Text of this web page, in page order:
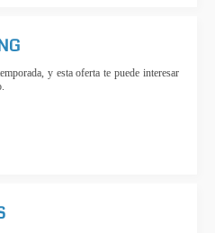
y esta oferta te puede interesar